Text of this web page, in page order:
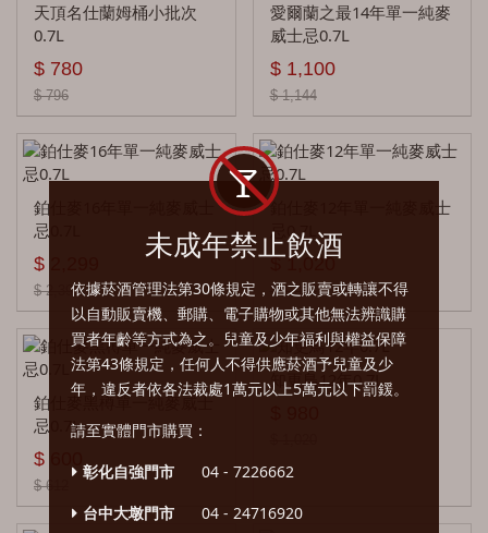
未成年禁止飲酒
依據菸酒管理法第30條規定，酒之販賣或轉讓不得
以自動販賣機、郵購、電子購物或其他無法辨識購
買者年齡等方式為之。兒童及少年福利與權益保障
法第43條規定，任何人不得供應菸酒予兒童及少
年，違反者依各法裁處1萬元以上5萬元以下罰鍰。
請至實體門市購買：
彰化自強門市
04 - 7226662
台中大墩門市
04 - 24716920
奧徳摩爾 Ardmore
布雷本 Blackburn
貝瑞兄弟 Berry Bros＆Rudd
班度 Beinn Dubh
大嘴巴Big Mouth
邦麥格氏 Burn Mckenzie
鄧肯泰勒 Big Smoke
黑蛇 Blackadder
巴布萊爾 Balblair
天頂名仕蘭姆桶小批次
0.7L
$ 780
$ 796
愛爾蘭之最14年單一純麥
威士忌0.7L
$ 1,100
$ 1,144
鉑仕麥16年單一純麥威士
忌0.7L
$ 2,299
$ 2,391
鉑仕麥12年單一純麥威士
忌0.7L
$ 1,020
$ 1,061
鉑仕麥黑樽單一純麥威士
忌0.7L
$ 600
$ 612
知更鳥12年0.7L